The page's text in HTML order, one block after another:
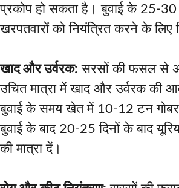
प्रकोप हो सकता है। बुवाई के 25-30
खरपतवारों को नियंत्रित करने के लिए
खाद और उर्वरक: सरसों की फसल से
उचित मात्रा में खाद और उर्वरक की
बुवाई के समय खेत में 10-12 टन गोबर
बुवाई के बाद 20-25 दिनों के बाद
की मात्रा दें।